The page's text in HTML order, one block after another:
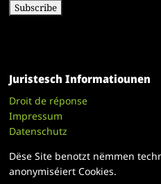
Juristesch Informatiounen
Droit de réponse
Impressum
Datenschutz
Dëse Site benotzt nëmmen
anonymiséiert Cookies.